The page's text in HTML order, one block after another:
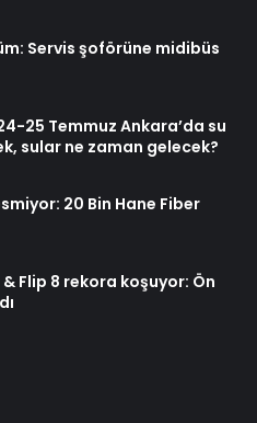
Servis şoförüne midibüs
25 Temmuz Ankara’da su
sular ne zaman gelecek?
20 Bin Hane Fiber
Flip 8 rekora koşuyor: Ön